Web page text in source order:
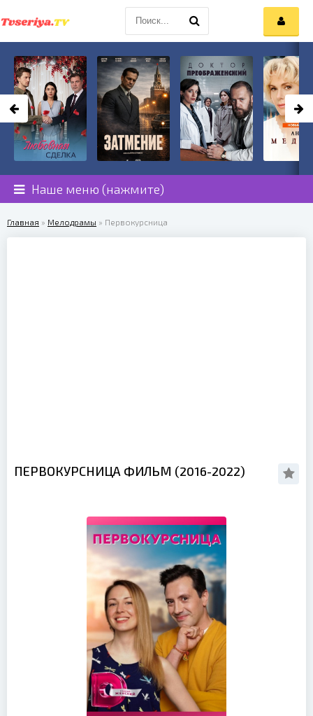
Наше меню (нажмите)
Главная » Мелодрамы » Первокурсница
ПЕРВОКУРСНИЦА ФИЛЬМ (2016-2022)